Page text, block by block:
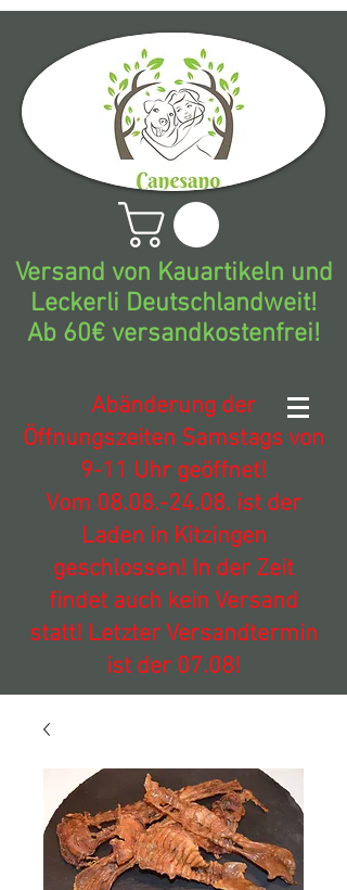
Versand von Kauartikeln und
Leckerli Deutschlandweit!
Ab 60€ versandkostenfrei!
Abänderung der
Öffnungszeiten Samstags von
9-11 Uhr geöffnet!
Vom 08.08.-24.08. ist der
Laden in Kitzingen
geschlossen! In der Zeit
findet auch kein Versand
statt! Letzter Versandtermin
ist der 07.08!